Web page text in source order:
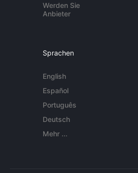
Werden Sie
Anbieter
Sprachen
English
Español
Português
Deutsch
Mehr ...